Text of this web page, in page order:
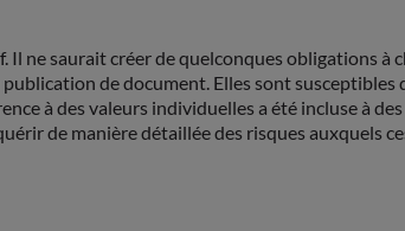
ne saurait créer de quelconques obligations à
de document. Elles sont susceptibles
à des valeurs individuelles a été incluse à
de manière détaillée des risques auxquels